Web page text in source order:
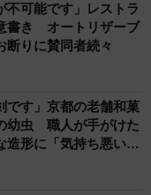
不可能です」レストラ
書き オートリザーブ
断りに賛同者続々
です」京都の老舗和菓
幼虫 職人が手がけた
形に「気持ち悪いく